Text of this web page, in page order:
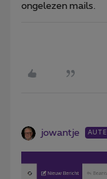
ongelezen mails.
jowantje